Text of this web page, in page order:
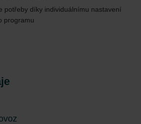
potřeby díky individuálnímu nastavení
programu